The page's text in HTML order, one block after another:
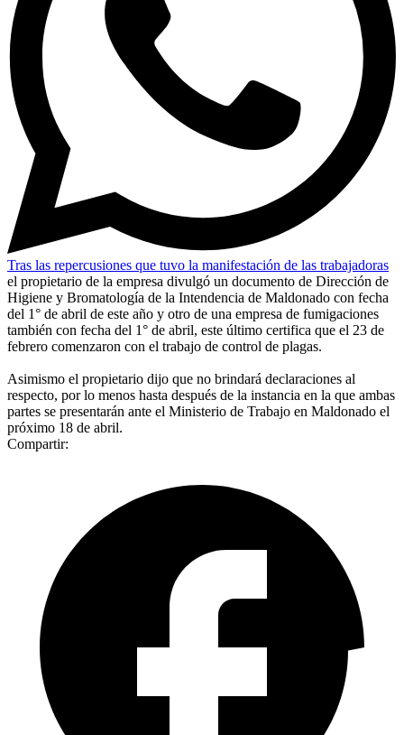
Tras las repercusiones que tuvo la manifestación de las trabajadoras
el propietario de la empresa divulgó un documento de Dirección de
Higiene y Bromatología de la Intendencia de Maldonado con fecha
del 1° de abril de este año y otro de una empresa de fumigaciones
también con fecha del 1° de abril, este último certifica que el 23 de
febrero comenzaron con el trabajo de control de plagas.
Asimismo el propietario dijo que no brindará declaraciones al
respecto, por lo menos hasta después de la instancia en la que ambas
partes se presentarán ante el Ministerio de Trabajo en Maldonado el
próximo 18 de abril.
Compartir: